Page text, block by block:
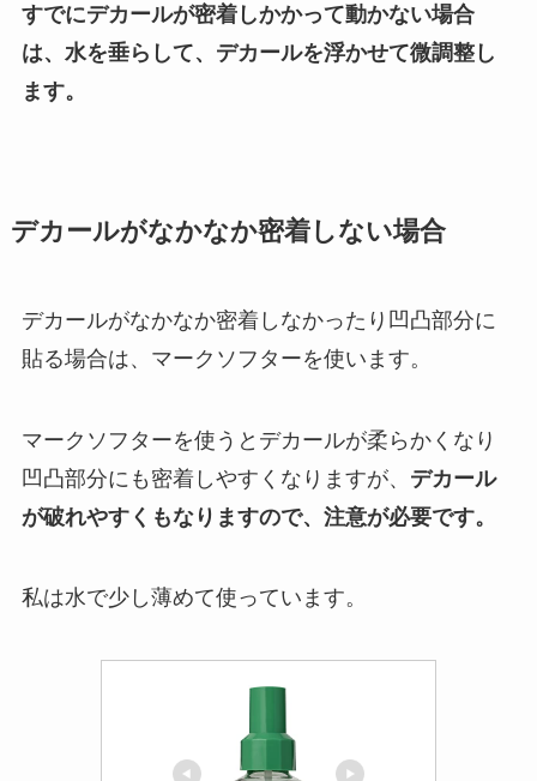
すでにデカールが密着しかかって動かない場合
は、水を垂らして、デカールを浮かせて微調整し
ます。
デカールがなかなか密着しない場合
デカールがなかなか密着しなかったり凹凸部分に
貼る場合は、マークソフターを使います。
マークソフターを使うとデカールが柔らかくなり
凹凸部分にも密着しやすくなりますが、 デカール
が破れやすくもなりますので、注意が必要です。
私は水で少し薄めて使っています。